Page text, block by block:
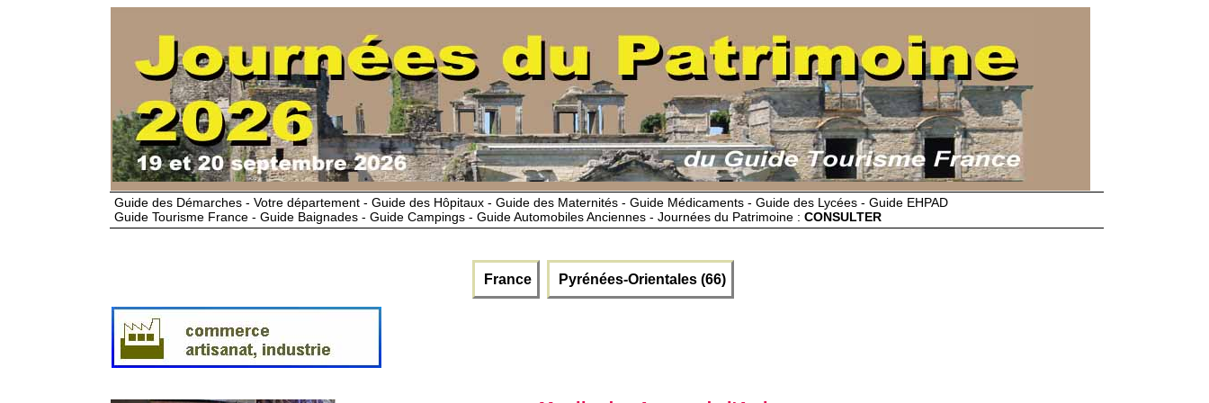
Guide des Démarches - Votre département - Guide des Hôpitaux - Guide des Maternités - Guide Médicaments - Guide des Lycées - Guide EHPAD
Guide Tourisme France - Guide Baignades - Guide Campings - Guide Automobiles Anciennes - Journées du Patrimoine : CONSULTER
France Pyrénées-Orientales (66)